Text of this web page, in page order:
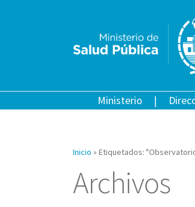
Ministerio
Inicio » Etiquetados:
Archivos